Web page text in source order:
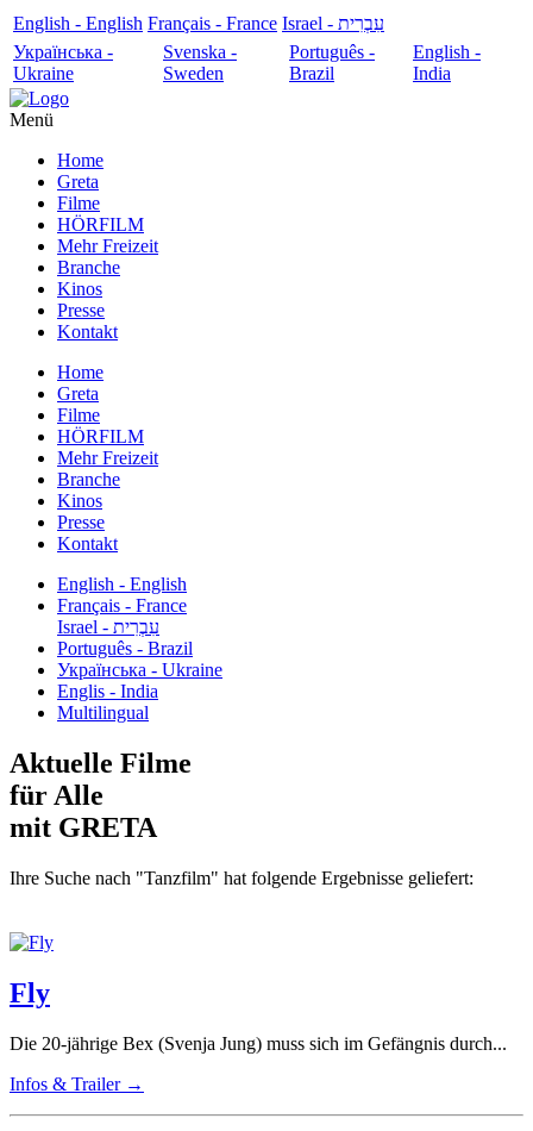
English - English Français - France
עִבְרִית - Israel
Українська -
Ukraine
Svenska -
Sweden
Português -
Brazil
English -
India
Menü
Home
Greta
Filme
HÖRFILM
Mehr Freizeit
Branche
Kinos
Presse
Kontakt
Home
Greta
Filme
HÖRFILM
Mehr Freizeit
Branche
Kinos
Presse
Kontakt
English - English
Français - France
עִבְרִית - Israel
Português - Brazil
Українська - Ukraine
Englis - India
Multilingual
Aktuelle Filme
für Alle
mit GRETA
Ihre Suche nach "Tanzfilm" hat folgende Ergebnisse geliefert:
Fly
Die 20-jährige Bex (Svenja Jung) muss sich im Gefängnis durch...
Infos & Trailer →